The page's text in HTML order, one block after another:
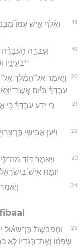
18
וְאֶ֨לֶף אִ֣ישׁ עִמּוֹ֮
19
וְעָבְרָ֣ה הָעֲבָרָ֗ה
20
וַיֹּ֣אמֶר אֶל־הַמֶּ֗לֶךְ
עַבְדְּךָ֔ בַּיּ֕וֹם
21
כִּ֚י יָדַ֣ע עַבְדְּךָ֔ כִּ֖י
22
וַיַּ֨עַן אֲבִישַׁ֤י
23
וַיֹּ֣אמֶר דָּוִ֗ד
י֤וּמַת אִישׁ֙ בְּיִשְׂרָאֵ֔ל
24
25
וּמְפִבֹ֙שֶׁת֙ בֶּן־שָׁא֔וּל
שְׂפָמ֗וֹ וְאֶת־בְּגָדָיו֙ לֹ֣א